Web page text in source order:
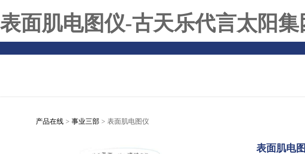
表面肌电图仪-古天乐代言太阳集
产品在线 > 事业三部 > 表面肌电图仪
表面肌电